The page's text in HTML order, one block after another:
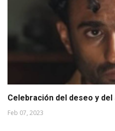
Celebración del deseo y del
Feb 07, 2023